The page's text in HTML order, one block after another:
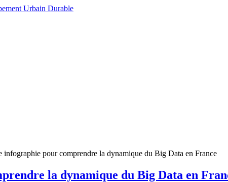
Urbain Durable
infographie pour comprendre la dynamique du Big Data en France
la dynamique du Big Data en